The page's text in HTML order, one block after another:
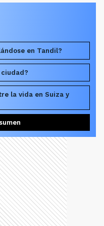
en Tandil?
ciudad?
la vida en Suiza y